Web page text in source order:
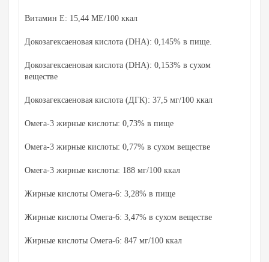
Витамин Е: 15,44 МЕ/100 ккал
Докозагексаеновая кислота (DHA): 0,145% в пище.
Докозагексаеновая кислота (DHA): 0,153% в сухом
веществе
Докозагексаеновая кислота (ДГК): 37,5 мг/100 ккал
Омега-3 жирные кислоты: 0,73% в пище
Омега-3 жирные кислоты: 0,77% в сухом веществе
Омега-3 жирные кислоты: 188 мг/100 ккал
Жирные кислоты Омега-6: 3,28% в пище
Жирные кислоты Омега-6: 3,47% в сухом веществе
Жирные кислоты Омега-6: 847 мг/100 ккал